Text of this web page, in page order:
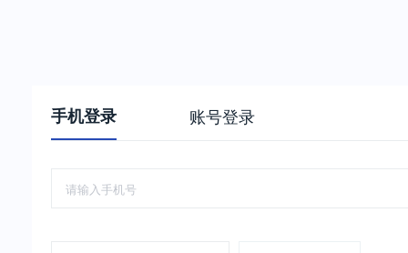
手机登录 账号登录